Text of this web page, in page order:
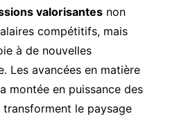
valorisantesnon
compétitifs, mais
à de nouvelles
Les avancées en matière
montée en puissance des
le paysage